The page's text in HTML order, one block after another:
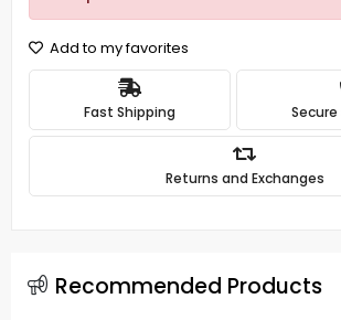
Add to my favorites
Fast Shipping
Returns and Exchanges
Recommended Products